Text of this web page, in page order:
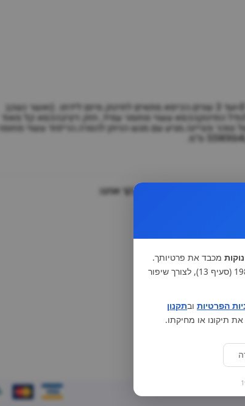
כסא אוכל יוקרתי דגם מון מבית מימה - Mima Moonכסא אוכל יוקרתי לתינוק מבית מימה מגיל 0-ועד 3 שנים.הכיסא מתאים לתינוק מיום לידתו. (ואשר נשכב
מתכוונות בהתאם לגודל התינוקהכסא עשוי מחומר עמיד, חזק ויציבהכסא קל מאוד
טוהר והגיינה.מגיע עם מגש הניתן להסרה.הריפוד עשוי מחומר
וטקסטיל
מוזמנים לבקר אותנו:
מכבד את פרטיותך.
אנו אוספים מידע בהתאם לחוק הגנת הפרטיות, התשמ"א-1981 (סעיף 13), לצורך שיפור
הפרטיות ובתקנון
תיקונו או מחיקתו.